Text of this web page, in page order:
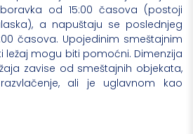
od 15:00 časova (postoji
a napuštaju se poslednjeg
časova. Upojedinim smeštajnim
ležaj mogu biti pomoćni. Dimenzija
zavise od smeštajnih objekata,
ali je uglavnom kao